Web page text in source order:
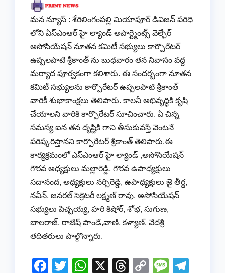
మన న్యూస్ : శేరిలింగంపల్లి మియాపూర్ డివిజన్ పరిధి
లోని ఏస్ఎంఆర్ హై ల్యాండ్ అపార్ట్మెంట్స్ వెల్ఫేర్
అసోసియేషన్ నూతన కమిటీ సభ్యులు కార్పొరేటర్
ఉప్పలపాటి శ్రీకాంత్ ను బుధవారం తన నివాసం వద్ద
మర్యాద పూర్వకంగా కలిశారు. ఈ సందర్బంగా నూతన
కమిటీ సభ్యులను కార్పొరేటర్ ఉప్పలపాటి శ్రీకాంత్
వారికీ శుభాకాంక్షలు తెలిపారు. కాలనీ అభివృద్ధికి కృషి
చేయాలని వారికి కార్పొరేటర్ సూచించారు. ఏ చిన్న
సమస్య ఐన తన దృష్టికి గాని తీసుకువస్తే వెంటనే
పరిష్కరిస్తానని కార్పొరేటర్ శ్రీకాంత్ తెలిపారు.ఈ
కార్యక్రమంలో ఎస్ఎంఆర్ హై ల్యాండ్ ,అసోసియేషన్
గౌరవ అధ్యక్షులు మల్లారెడ్డి, గౌరవ ఉపాధ్యక్షులు
సదానంద, అధ్యక్షులు నర్సిరెడ్డి, ఉపాధ్యక్షులు జై తీర్థ,
నవీన్, జనరల్ సెక్రెటరీ లక్ష్మణ్ రావు, అసోసియేషన్
సభ్యులు పిచ్చయ్య, హరి కిషోర్, శోభ, సుగుణ,
బాలరాజ్, రాజేష్ పాండే,వాణి, కళ్యాణ్, వేదశ్రీ
తదితరులు పాల్గొన్నారు.
F
T
W
X
T
C
M